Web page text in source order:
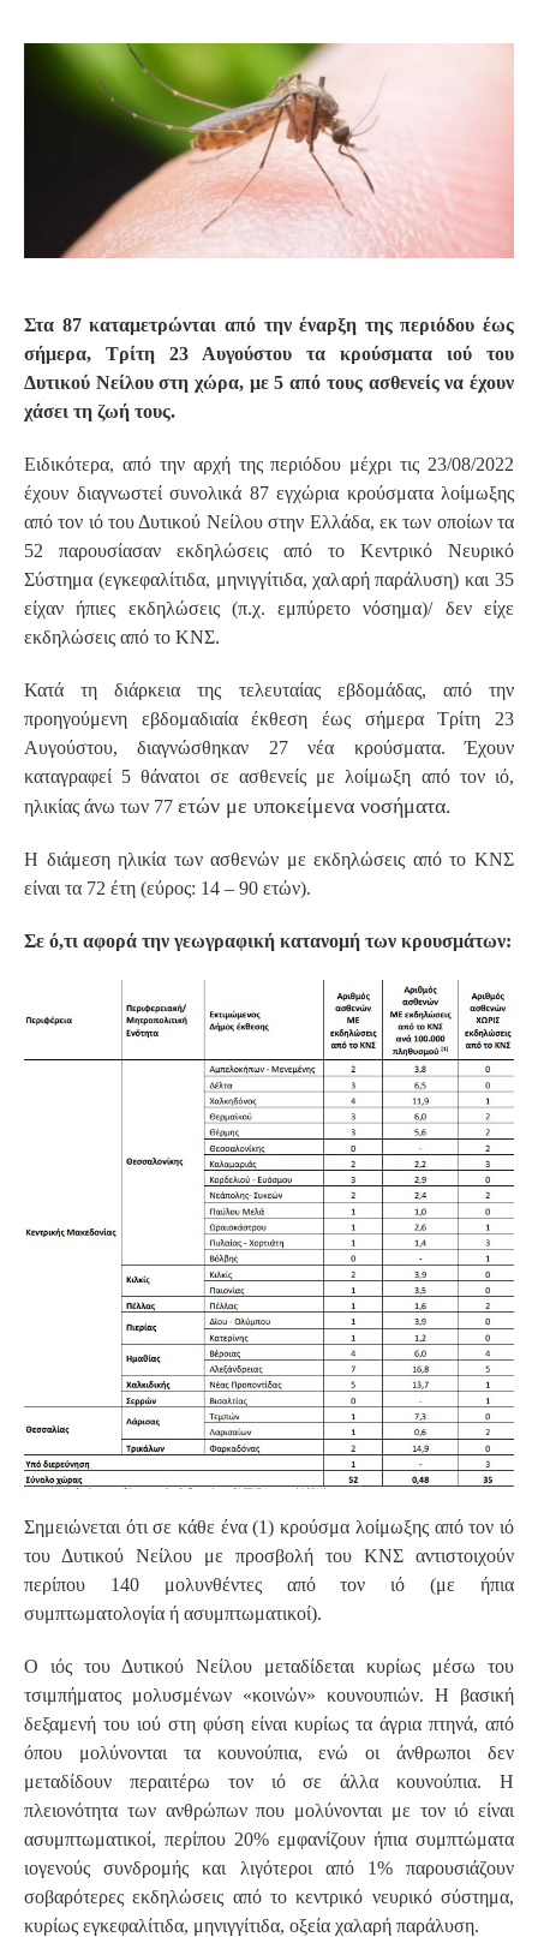
Στα 87 καταμετρώνται από την έναρξη της περιόδου έως
σήμερα, Τρίτη 23 Αυγούστου τα κρούσματα ιού του
Δυτικού Νείλου στη χώρα, με 5 από τους ασθενείς να έχουν
χάσει τη ζωή τους.
Ειδικότερα, από την αρχή της περιόδου μέχρι τις 23/08/2022
έχουν διαγνωστεί συνολικά 87 εγχώρια κρούσματα λοίμωξης
από τον ιό του Δυτικού Νείλου στην Ελλάδα, εκ των οποίων τα
52 παρουσίασαν εκδηλώσεις από το Κεντρικό Νευρικό
Σύστημα (εγκεφαλίτιδα, μηνιγγίτιδα, χαλαρή παράλυση) και 35
είχαν ήπιες εκδηλώσεις (π.χ. εμπύρετο νόσημα)/ δεν είχε
εκδηλώσεις από το ΚΝΣ.
Κατά τη διάρκεια της τελευταίας εβδομάδας, από την
προηγούμενη εβδομαδιαία έκθεση έως σήμερα Τρίτη 23
Αυγούστου, διαγνώσθηκαν 27 νέα κρούσματα. Έχουν
καταγραφεί 5 θάνατοι σε ασθενείς με λοίμωξη από τον ιό,
ηλικίας άνω των 77 ετών με υποκείμενα νοσήματα.
Η διάμεση ηλικία των ασθενών με εκδηλώσεις από το ΚΝΣ
είναι τα 72 έτη (εύρος: 14 – 90 ετών).
Σε ό,τι αφορά την γεωγραφική κατανομή των κρουσμάτων:
Σημειώνεται ότι σε κάθε ένα (1) κρούσμα λοίμωξης από τον ιό
του Δυτικού Νείλου με προσβολή του ΚΝΣ αντιστοιχούν
περίπου 140 μολυνθέντες από τον ιό (με ήπια
συμπτωματολογία ή ασυμπτωματικοί).
Ο ιός του Δυτικού Νείλου μεταδίδεται κυρίως μέσω του
τσιμπήματος μολυσμένων «κοινών» κουνουπιών. Η βασική
δεξαμενή του ιού στη φύση είναι κυρίως τα άγρια πτηνά, από
όπου μολύνονται τα κουνούπια, ενώ οι άνθρωποι δεν
μεταδίδουν περαιτέρω τον ιό σε άλλα κουνούπια. Η
πλειονότητα των ανθρώπων που μολύνονται με τον ιό είναι
ασυμπτωματικοί, περίπου 20% εμφανίζουν ήπια συμπτώματα
ιογενούς συνδρομής και λιγότεροι από 1% παρουσιάζουν
σοβαρότερες εκδηλώσεις από το κεντρικό νευρικό σύστημα,
κυρίως εγκεφαλίτιδα, μηνιγγίτιδα, οξεία χαλαρή παράλυση.